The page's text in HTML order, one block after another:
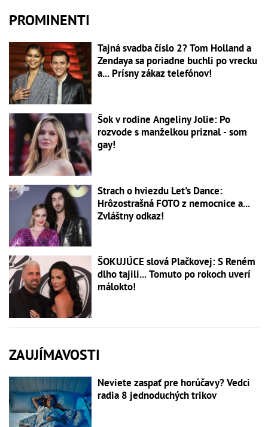
PROMINENTI
Tajná svadba číslo 2? Tom Holland a
Zendaya sa poriadne buchli po vrecku
a... Prísny zákaz telefónov!
Šok v rodine Angeliny Jolie: Po
rozvode s manželkou priznal - som
gay!
Strach o hviezdu Let's Dance:
Hrôzostrašná FOTO z nemocnice a...
Zvláštny odkaz!
ŠOKUJÚCE slová Plačkovej: S Reném
dlho tajili... Tomuto po rokoch uverí
málokto!
ZAUJÍMAVOSTI
Neviete zaspať pre horúčavy? Vedci
radia 8 jednoduchých trikov